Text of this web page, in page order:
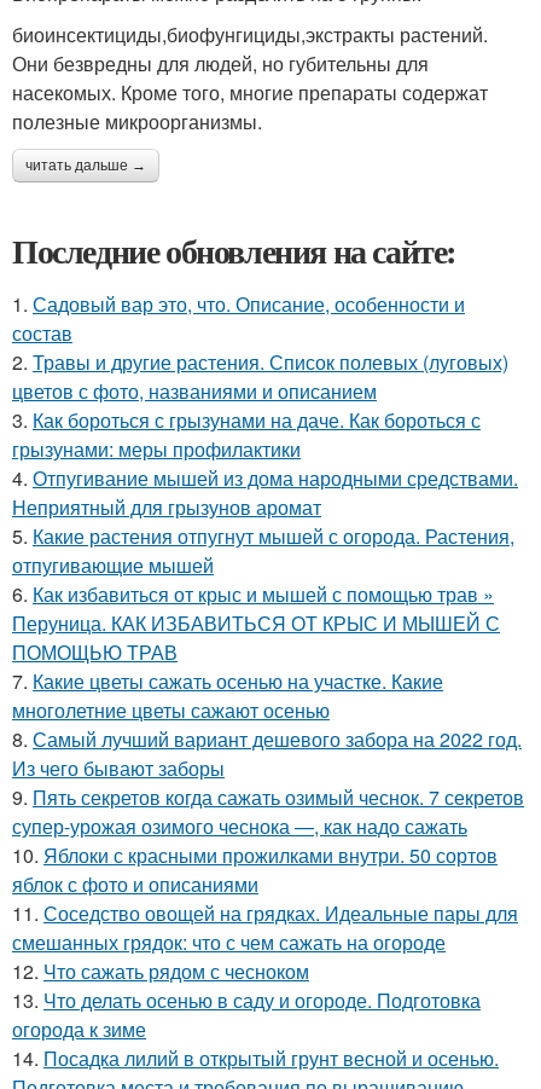
биоинсектициды,биофунгициды,экстракты растений.
Они безвредны для людей, но губительны для
насекомых. Кроме того, многие препараты содержат
полезные микроорганизмы.
читать дальше →
Последние обновления на сайте:
1. Садовый вар это, что. Описание, особенности и
состав
2. Травы и другие растения. Список полевых (луговых)
цветов с фото, названиями и описанием
3. Как бороться с грызунами на даче. Как бороться с
грызунами: меры профилактики
4. Отпугивание мышей из дома народными средствами.
Неприятный для грызунов аромат
5. Какие растения отпугнут мышей с огорода. Растения,
отпугивающие мышей
6. Как избавиться от крыс и мышей с помощью трав »
Перуница. КАК ИЗБАВИТЬСЯ ОТ КРЫС И МЫШЕЙ С
ПОМОЩЬЮ ТРАВ
7. Какие цветы сажать осенью на участке. Какие
многолетние цветы сажают осенью
8. Самый лучший вариант дешевого забора на 2022 год.
Из чего бывают заборы
9. Пять секретов когда сажать озимый чеснок. 7 секретов
супер-урожая озимого чеснока —, как надо сажать
10. Яблоки с красными прожилками внутри. 50 сортов
яблок с фото и описаниями
11. Соседство овощей на грядках. Идеальные пары для
смешанных грядок: что с чем сажать на огороде
12. Что сажать рядом с чесноком
13. Что делать осенью в саду и огороде. Подготовка
огорода к зиме
14. Посадка лилий в открытый грунт весной и осенью.